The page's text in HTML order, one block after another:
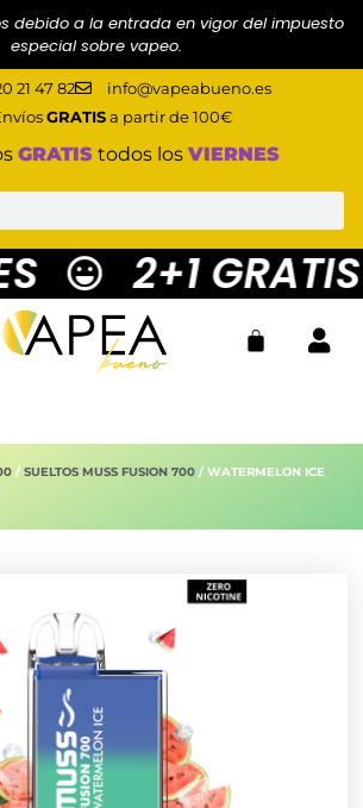
debido a la entrada en vigor del impuesto
especial sobre vapeo.
21 47 82
info@vapeabueno.es
GRATISa partir de 100€
GRATIS todos losVIERNES
2+1 GRATIS
/ SUELTOS MUSS FUSION 700 / WATERMELON ICE